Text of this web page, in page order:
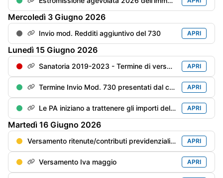
Mercoledì 3 Giugno 2026
Invio mod. Redditi aggiuntivo del 730 APRI
Lunedì 15 Giugno 2026
Sanatoria 2019-2023 - Termine di versamento della 4° rata APRI
Termine Invio Mod. 730 presentati dal contribuente entro il 31/05 APRI
Le PA iniziano a trattenere gli importi delle cartelle inevase prima di pagare i compensi professionali APRI
Martedì 16 Giugno 2026
Versamento ritenute/contributi previdenziali del mese di maggio APRI
Versamento Iva maggio APRI